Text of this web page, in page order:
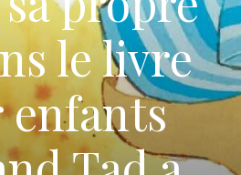
le livre